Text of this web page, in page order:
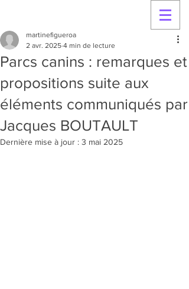
Parcs canins : remarques et
propositions suite aux
éléments communiqués par
Jacques BOUTAULT
martinefigueroa
2 avr. 2025 4 min de lecture
Dernière mise à jour : 3 mai 2025